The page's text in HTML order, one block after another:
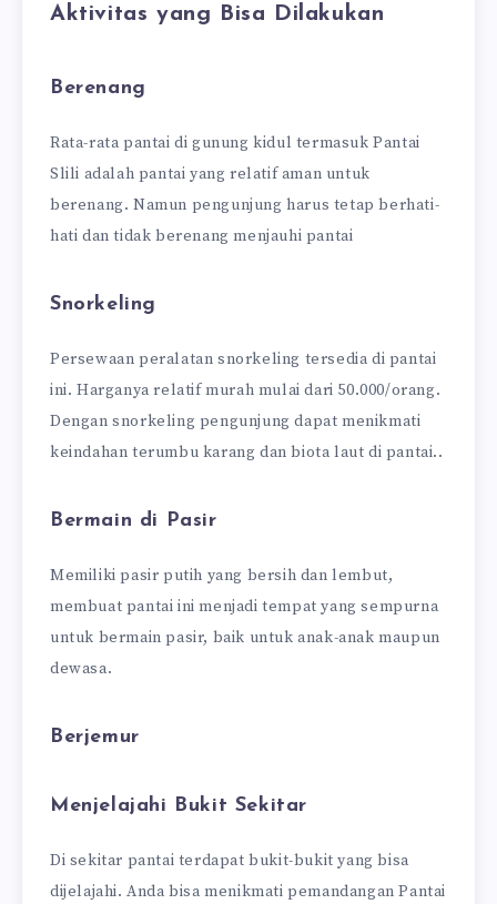
Aktivitas yang Bisa Dilakukan
Berenang
Rata-rata pantai di gunung kidul termasuk Pantai
Slili adalah pantai yang relatif aman untuk
berenang. Namun pengunjung harus tetap berhati-
hati dan tidak berenang menjauhi pantai
Snorkeling
Persewaan peralatan snorkeling tersedia di pantai
ini. Harganya relatif murah mulai dari 50.000/orang.
Dengan snorkeling pengunjung dapat menikmati
keindahan terumbu karang dan biota laut di pantai..
Bermain di Pasir
Memiliki pasir putih yang bersih dan lembut,
membuat pantai ini menjadi tempat yang sempurna
untuk bermain pasir, baik untuk anak-anak maupun
dewasa.
Berjemur
Menjelajahi Bukit Sekitar
Di sekitar pantai terdapat bukit-bukit yang bisa
dijelajahi. Anda bisa menikmati pemandangan Pantai